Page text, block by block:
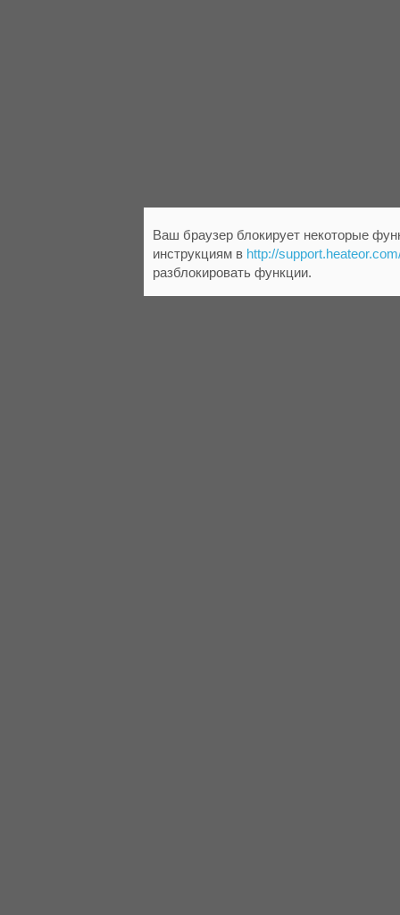
Ваш браузер блокирует некоторые
инструкциям в http://
разблокировать функции.